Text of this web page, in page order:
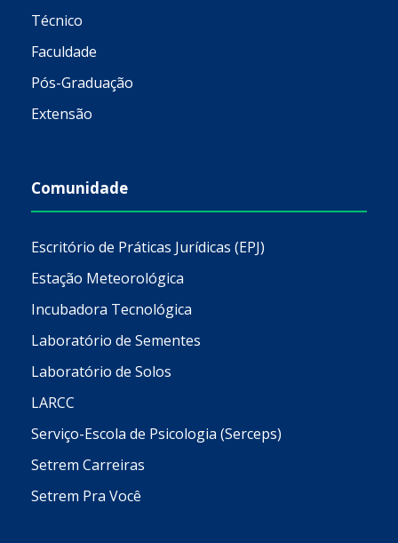
Técnico
Faculdade
Pós-Graduação
Extensão
Comunidade
Escritório de Práticas Jurídicas (EPJ)
Estação Meteorológica
Incubadora Tecnológica
Laboratório de Sementes
Laboratório de Solos
LARCC
Serviço-Escola de Psicologia (Serceps)
Setrem Carreiras
Setrem Pra Você